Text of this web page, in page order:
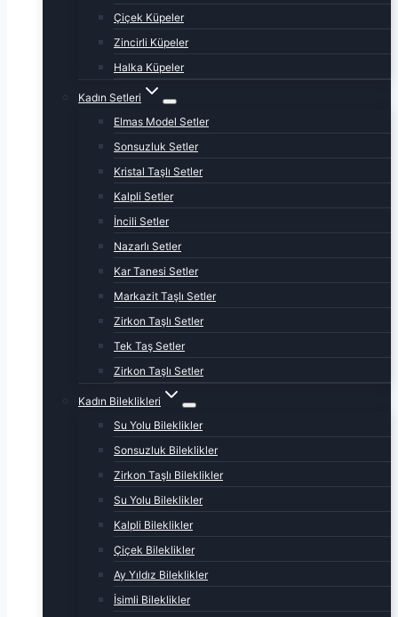
Çiçek Küpeler
Zincirli Küpeler
Halka Küpeler
Kadın Setleri
Elmas Model Setler
Sonsuzluk Setler
Kristal Taşlı Setler
Kalpli Setler
İncili Setler
Nazarlı Setler
Kar Tanesi Setler
Markazit Taşlı Setler
Zirkon Taşlı Setler
Tek Taş Setler
Zirkon Taşlı Setler
Kadın Bileklikleri
Su Yolu Bileklikler
Sonsuzluk Bileklikler
Zirkon Taşlı Bileklikler
Su Yolu Bileklikler
Kalpli Bileklikler
Çiçek Bileklikler
Ay Yıldız Bileklikler
İsimli Bileklikler